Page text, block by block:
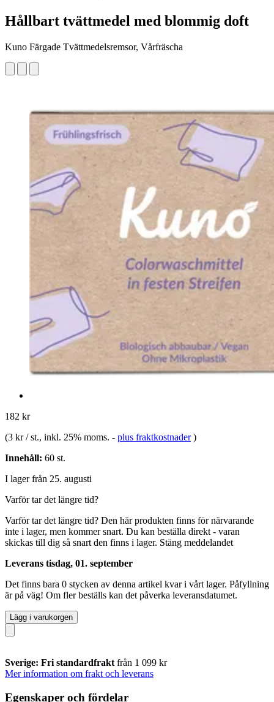
Hållbart tvättmedel med blommig doft
Kuno Färgade Tvättmedelsremsor, Vårfräscha
182 kr
(3 kr / st., inkl. 25% moms. - plus fraktkostnader )
Innehåll: 60 st.
I lager från 25. augusti
Varför tar det längre tid?
Varför tar det längre tid? Den här produkten finns för närvarande
inte i lager, men kommer snart. Du kan beställa direkt - varan
skickas till dig så snart den finns i lager. Stäng meddelandet
Leverans tisdag, 01. september
Det finns bara 0 stycken av denna artikel kvar i vårt lager. Påfyllning
är på väg! Om fler beställs kan det påverka leveransdatumet.
Lägg i varukorgen
Sverige: Fri standardfrakt från 1 099 kr
Mer information om frakt och leverans
Egenskaper och fördelar